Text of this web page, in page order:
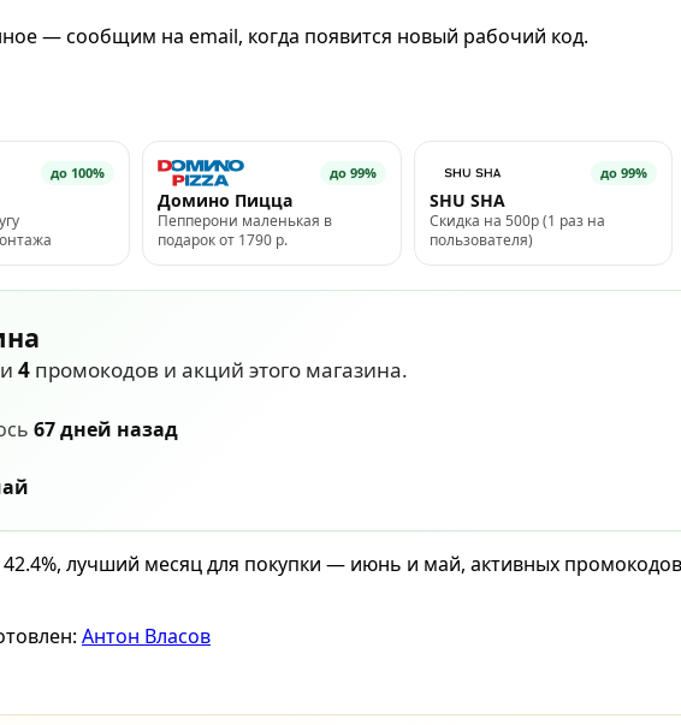
расчёта 1 бонус = 1 белорусский рубль. Подробную информацию об Акции и
на сайте sportmaster.by или по тел. 8-801-100-4777. Организатор оставляет за
— сообщим на email, когда появится новый рабочий код.
до 100% до 99%
Домино Пицца
Пепперони маленькая в
подарок от 1790 р.
до 99%
SHU SHA
Скидка на 500р (1 раз на
пользователя)
4 промокодов и акций этого магазина.
67 дней назад
лучший месяц для покупки — июнь и май, активных
Антон Власов